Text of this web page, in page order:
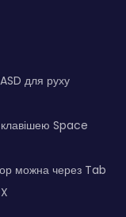
для руху
Space
можна через Tab